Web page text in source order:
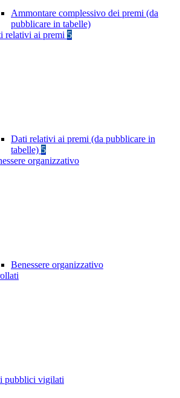
Ammontare complessivo dei premi (da
pubblicare in tabelle)
relativi ai premi 5
Dati relativi ai premi (da pubblicare in
tabelle) 5
organizzativo
Benessere organizzativo
pubblici vigilati